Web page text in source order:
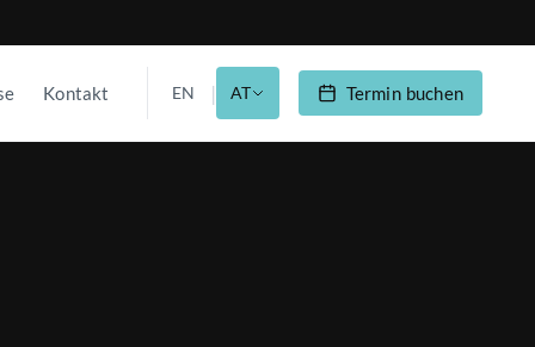
Kontakt EN | AT Termin buchen